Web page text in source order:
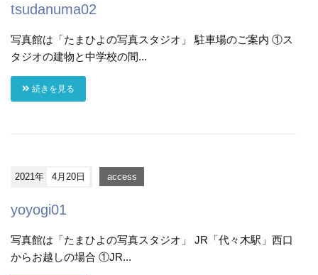
tsudanuma02
写真館は「たまひよの写真スタジオ」 駐車場のご案内 ①ス
タジオの建物と中学校の間...
続きを見る
2021年 4月20日 access
yoyogi01
写真館は「たまひよの写真スタジオ」 JR「代々木駅」西口
からお越しの場合 ①JR...